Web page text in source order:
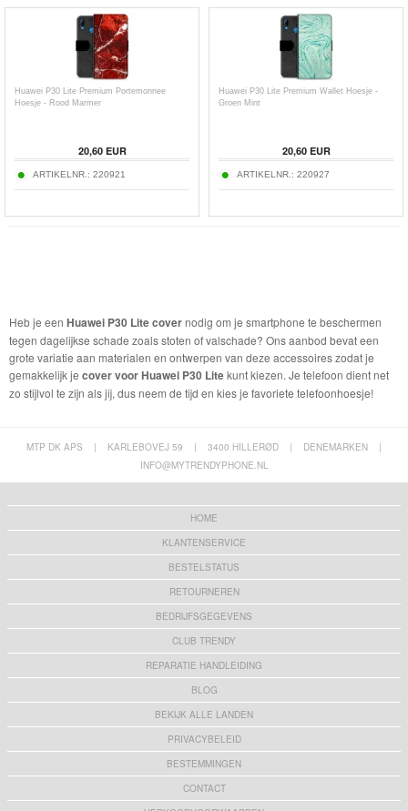
Huawei P30 Lite Premium Portemonnee
Hoesje - Rood Marmer
20,60EUR
ARTIKELNR.: 220921
Huawei P30 Lite Premium Wallet Hoesje -
Groen Mint
20,60EUR
ARTIKELNR.: 220927
Heb je een Huawei P30 Lite covernodig om je smartphone te beschermen
tegen dagelijkse schade zoals stoten of valschade? Ons aanbod bevat een
grote variatie aan materialen en ontwerpen van deze accessoires zodat je
gemakkelijk je cover voor Huawei P30 Litekunt kiezen. Je telefoon dient net
zo stijlvol te zijn als jij, dus neem de tijd en kies je favoriete telefoonhoesje!
MTP DK APS | KARLEBOVEJ 59 | 3400 HILLERØD | DENEMARKEN
|
INFO@MYTRENDYPHONE.NL
HOME
KLANTENSERVICE
BESTELSTATUS
RETOURNEREN
BEDRIJFSGEGEVENS
CLUB TRENDY
REPARATIE HANDLEIDING
BLOG
BEKIJK ALLE LANDEN
PRIVACYBELEID
BESTEMMINGEN
CONTACT